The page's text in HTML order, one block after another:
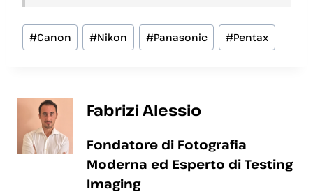
Tag
articolo:
#Canon #Nikon #Panasonic #Pentax
Fabrizi Alessio
Fondatore di Fotografia
Moderna ed Esperto di Testing
Imaging